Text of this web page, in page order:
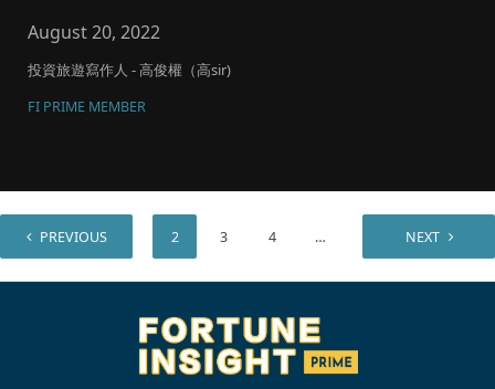
August 20, 2022
投資旅遊寫作人 - 高俊權（高sir)
FI PRIME MEMBER
PREVIOUS 2 3 4 … NEXT